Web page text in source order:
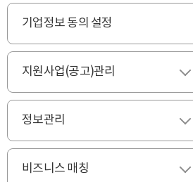
기업정보 동의 설정
지원사업(공고)관리
정보관리
비즈니스 매칭